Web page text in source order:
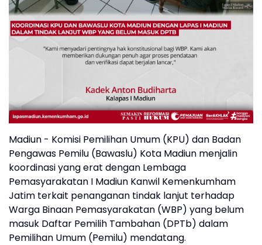
Madiun - Komisi Pemilihan Umum (KPU) dan Badan
Pengawas Pemilu (Bawaslu) Kota Madiun menjalin
koordinasi yang erat dengan Lembaga
Pemasyarakatan I Madiun Kanwil Kemenkumham
Jatim terkait penanganan tindak lanjut terhadap
Warga Binaan Pemasyarakatan (WBP) yang belum
masuk Daftar Pemilih Tambahan (DPTb) dalam
Pemilihan Umum (Pemilu) mendatang.